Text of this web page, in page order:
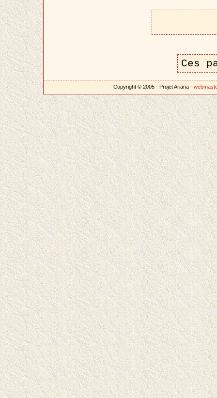
Ces
Copyright © 2005 - Projet Ariana -